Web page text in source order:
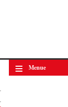
≡ Menue